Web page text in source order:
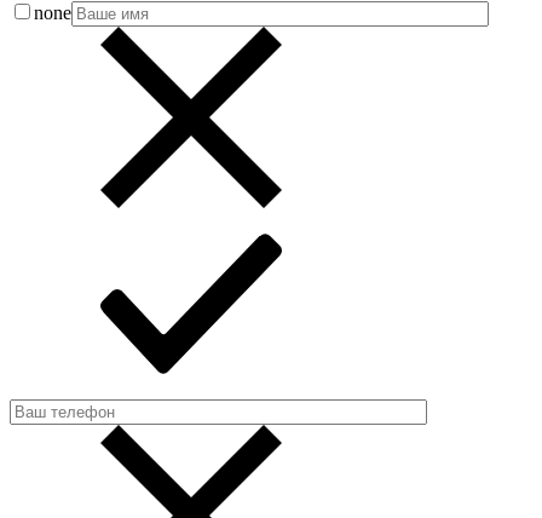
none